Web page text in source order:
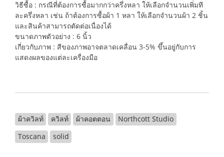
วิธีซื้อ : กรณีที่ต้องการซื้อมากกว่าครึ่งหลา ให้เลือกจำนวนเพิ่มที
ละครึ่งหลา เช่น ถ้าต้องการซื้อผ้า 1 หลา ให้เลือกจำนวนผ้า 2 ชิ้น
และสินค้าสามารถตัดต่อเนื่องได้
ขนาดภาพตัวอย่าง : 6 นิ้ว
เกี่ยวกับภาพ : สีของภาพอาจตลาดเคลื่อน 3-5% ขึ้นอยู่กับการ
แสดงผลของแต่ละเครื่องมือ
ผ้าควิลท์ ควิลท์ ผ้าคอตตอน
Northcott Studio
Toscana
solid